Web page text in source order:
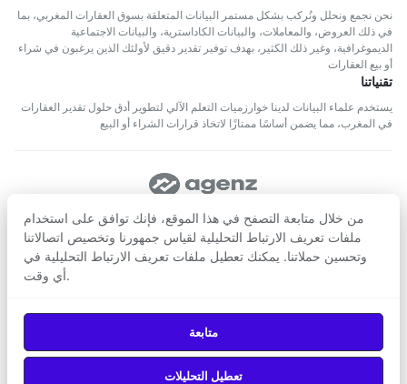
نحن نجمع ونحلل ونُركب بشكل مستمر البيانات المتعلقة بسوق العقارات المغربي، بما
في ذلك العروض، والمعاملات، والبيانات الكاداسترية، والبيانات الاجتماعية
الديموغرافية، وغير ذلك الكثير، بهدف توفير تقدير دقيق لأولئك الذين يرغبون في شراء
أو بيع العقارات
تقنياتنا
يستخدم علماء البيانات لدينا خوارزميات التعلم الآلي لتطوير أدق حلول تقدير العقارات
في المغرب، مما يضمن أساسًا ممتازًا لاتخاذ قرارات الشراء أو البيع
تابعنا
حمّل من حمّل من
© 2026
Agenz— جميع الحقوق محفوظة.
من خلال متابعة التصفح في هذا الموقع، فإنك توافق على استخدام
ملفات تعريف الارتباط التحليلية لقياس جمهورنا وتخصيص اتصالاتنا
وتحسين حملاتنا. يمكنك تعطيل ملفات تعريف الارتباط التحليلية في
أي وقت.
متابعة
تعطيل التحليلات